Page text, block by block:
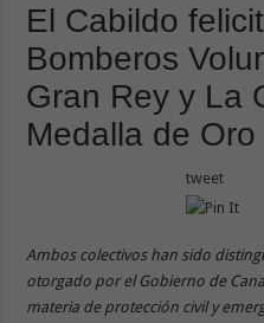
El Cabildo
Bomberos
Gran Rey y La
Medalla de
tweet
Ambos colectivos han sido
otorgado por el Gobierno de
materia de protección civil y